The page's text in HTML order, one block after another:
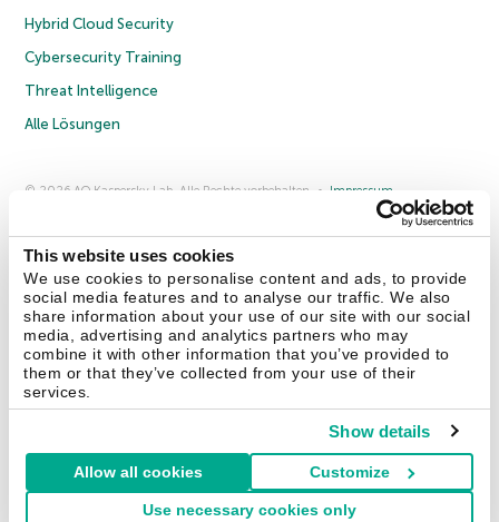
This website uses cookies
We use cookies to personalise content and ads, to provide
social media features and to analyse our traffic. We also
share information about your use of our site with our social
media, advertising and analytics partners who may
combine it with other information that you’ve provided to
them or that they’ve collected from your use of their
services.
Show details
Allow all cookies Customize
Use necessary cookies only
Hybrid Cloud Security
Cybersecurity Training
Threat Intelligence
Alle Lösungen
© 2026 AO Kaspersky Lab. Alle Rechte vorbehalten.
Impressum
Lizenzvereinbarung B2B
Kontakt Über uns Partner Blog
Weitere Informationen
Pressemitteilungen
Securelist Eugene Personal Blog Enzyklopädie
Deutschland & Schweiz